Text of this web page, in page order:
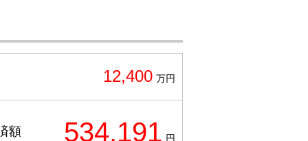
12,400 万円
額 534,191 円